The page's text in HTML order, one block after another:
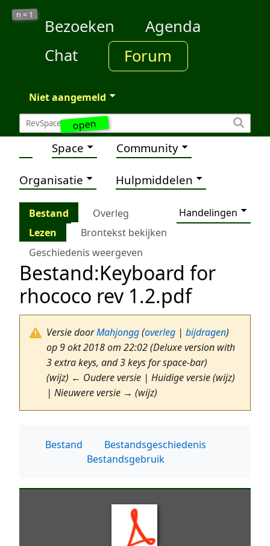
open
n = 1
Bezoeken
Agenda
Chat
Forum
Niet aangemeld
Space Community
Organisatie Hulpmiddelen
Bestand Overleg
Handelingen
Lezen
Brontekst bekijken
Geschiedenis weergeven
Bestand:Keyboard for
rhococo rev 1.2.pdf
Versie doorMahjongg(overleg | bijdragen)
op 9 okt 2018 om 22:02(Deluxe version with
3 extra keys, and 3 keys for space-bar)
(wijz) ← Oudere versie | Huidige versie (wijz)
| Nieuwere versie → (wijz)
Bestand
Bestandsgeschiedenis
Bestandsgebruik